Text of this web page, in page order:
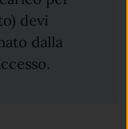
devi
dalla